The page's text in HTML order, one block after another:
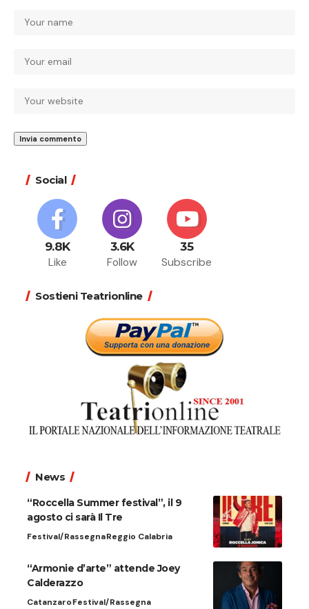
Social
9.8K
Like
3.6K
Follow
35
Subscribe
Sostieni Teatrionline
News
“Roccella Summer festival”, il 9
agosto ci sarà Il Tre
Festival/RassegnaReggio Calabria
“Armonie d’arte” attende Joey
Calderazzo
CatanzaroFestival/Rassegna